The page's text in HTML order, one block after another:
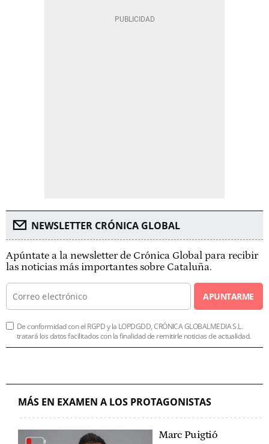
NEWSLETTER CRÓNICA GLOBAL
Apúntate a la newsletter de Crónica Global para recibir
las noticias más importantes sobre Cataluña.
APUNTARME
De conformidad con el RGPD y la LOPDGDD, CRÓNICA GLOBALMEDIA S.L.
tratará los datos facilitados con la finalidad de remitirle noticias de actualidad.
MÁS EN EXAMEN A LOS PROTAGONISTAS
Marc Puigtió